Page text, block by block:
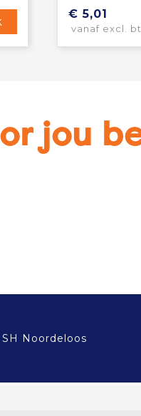
€ 5,01
vanaf excl.
jou
Noordeloos